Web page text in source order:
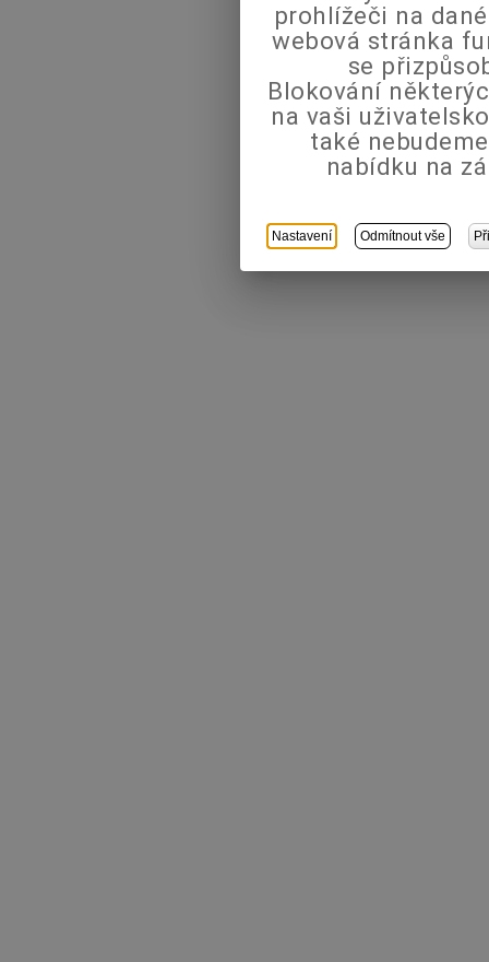
prohlížeči na
webová stránka
se
Blokování
na vaši
také
nabídku na
Nastavení Odmítnout vše